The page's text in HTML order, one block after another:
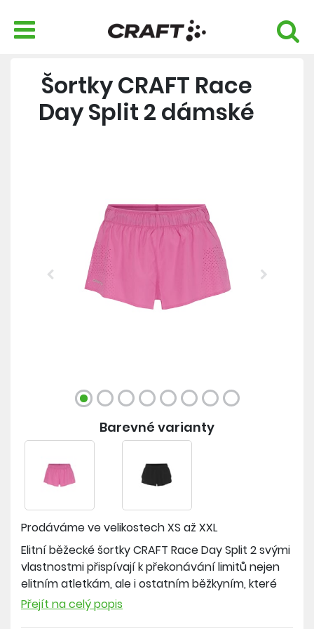
Šortky CRAFT Race
Day Split 2 dámské
Previous Next
Elitní běžecké šortky CRAFT Race Day Split 2 svými
vlastnostmi přispívají k překonávání limitů nejen
elitním atletkám, ale i ostatním běžkyním, které
hledají mimořádný produkt bez kompromisů. Jsou
Přejít na celý popis
Prodáváme ve velikostechXS až XXL
Barevné varianty